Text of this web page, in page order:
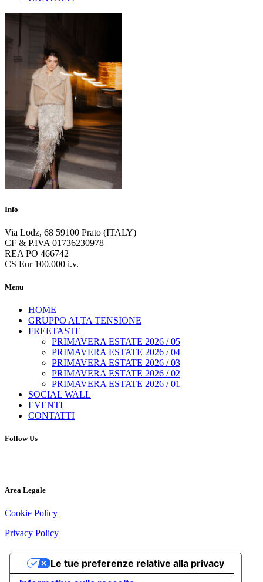
Info
Via Lodz, 68 59100 Prato (ITALY)
CF & P.IVA 01736230978
REA PO 466742
CS Eur 100.000 i.v.
Menu
HOME
GRUPPO ALTA TENSIONE
FREETASTE
PRIMAVERA ESTATE 2026 / 05
PRIMAVERA ESTATE 2026 / 04
PRIMAVERA ESTATE 2026 / 03
PRIMAVERA ESTATE 2026 / 02
PRIMAVERA ESTATE 2026 / 01
SOCIAL WALL
EVENTI
CONTATTI
Follow Us
Area Legale
Cookie Policy
Privacy Policy
Le tue preferenze relative alla privacy